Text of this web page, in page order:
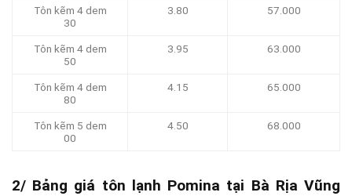
Tôn kẽm 4 dem
30
3.80 57.000
Tôn kẽm 4 dem
50
3.95 63.000
Tôn kẽm 4 dem
80
4.15 65.000
Tôn kẽm 5 dem
00
4.50 68.000
2/ Bảng giá tôn lạnh Pomina tại Bà Rịa Vũng